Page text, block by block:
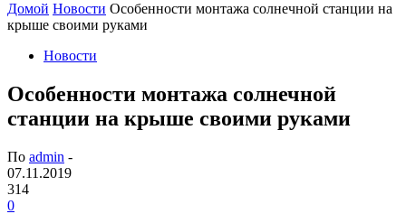
Домой Новости Особенности монтажа солнечной станции на
крыше своими руками
Новости
Особенности монтажа солнечной
станции на крыше своими руками
По admin -
07.11.2019
314
0